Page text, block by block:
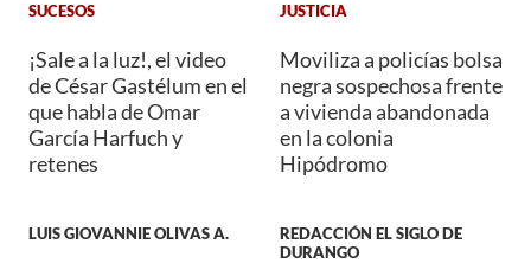
SUCESOS
¡Sale a la luz!, el video
de César Gastélum en el
que habla de Omar
García Harfuch y
retenes
LUIS GIOVANNIE OLIVAS A.
JUSTICIA
Moviliza a policías bolsa
negra sospechosa frente
a vivienda abandonada
en la colonia
Hipódromo
REDACCIÓN EL SIGLO DE
DURANGO